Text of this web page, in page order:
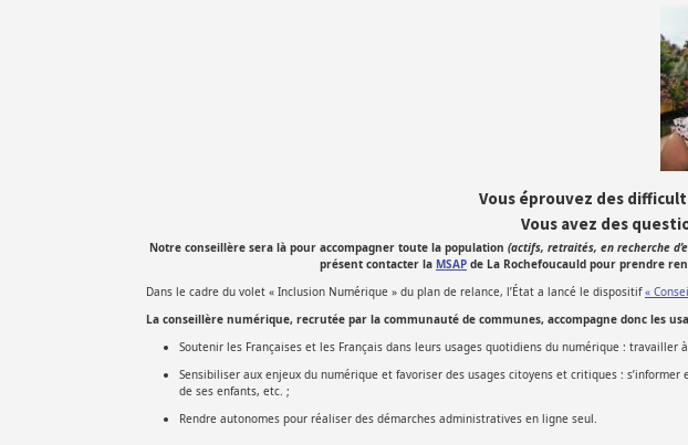
Vous éprouvez des
Vous avez des
Notre conseillère sera là pour accompagner toute la population (actifs, retraités, en recherche
présent contacter la MSAP de La Rochefoucauld pour prendre
Dans le cadre du volet « Inclusion Numérique » du plan de relance, l’État a lancé le dispositif«
La conseillère numérique, recrutée par la communauté de communes, accompagne donc les
Soutenir les Françaises et les Français dans leurs usages quotidiens du numérique :
Sensibiliser aux enjeux du numérique et favoriser des usages citoyens et critiques :
de ses enfants, etc. ;
Rendre autonomes pour réaliser des démarches administratives en ligne seul.